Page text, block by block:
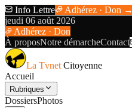
Info Lettre
Adhérez · Don →
jeudi 06 août 2026
Adhérez · Don
À proposNotre démarcheContact
La Tvnet Citoyenne
Accueil
Rubriques
DossiersPhotos